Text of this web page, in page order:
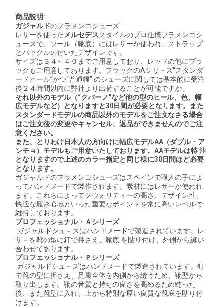
商品説明:
ガジャルドのフラメンコシューズ
レザーを使った メルセデススタイルのプロ仕様フラメンコシ
ューズで、ソール（靴底）にはレザーが使われ、ストラップ
とバックルの付いたデザインです。
サイズは３４～４０までご用意しており、レッドの他にブラ
ックもご用意しております。 ブラックのAシリ－ズ“スタンダ
ードヒール”かつ“普通幅” のシューズに関しては基本的に受注
後２４時間以内に弊社より出荷することが可能ですが、
それ以外のモデル（“クバーノ”など他の型のヒール、色、幅
広モデルなど）となりますと30日間が必要となります。また
スタンダードモデルの商品以外のモデルをご注文なさる場合
はご注文後の変更やキャンセル、返品ができませんのでご注
意ください。
また、とりわけ日本人の方向けに幅広モデルAA （ダブル・ア
ンチョ）モデルもご用意いたしております。AAモデルは特注
となりますので上述のカラー指定と同じ様に30日間ほど必要
となります。
ガジャルドのフラメンコシューズはスペインで職人の手によ
ってハンドメードで製作されます。素材にはレザーが使われ
ます。これらによってクウォリティーの高さ、デザイン性、
快適な履き心地といった重要なポイントを常に高いレベルで
維持しております。
プロフェッショナル・Ａシリーズ
ガジャルドシュ－ズはハンドメードで製造されています。レ
ザ－を靴の型に釘で押さえ、靴底 を貼り付け、外側から縫い
合わせてあります。
プロフェッショナル・Ｐシリーズ
ガジャルドシュ－ズはハンドメードで製造されています。釘
で靴の型に押さえ、足裏全体を内側から縫うため、靴型から
取り出します。靴の音質と持ちの良さを高めるため縫った
後、また靴型に入れ、上から特別な厚い良質な靴底を貼り付
けます。